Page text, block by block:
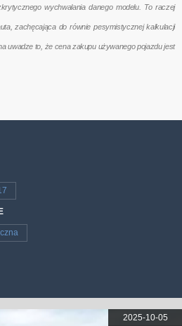
wychwalania danego modelu. To raczej
zachęcająca do równie pesymistycznej kalkulacji
uwadze to, że cena zakupu używanego pojazdu jest
2025-10-05